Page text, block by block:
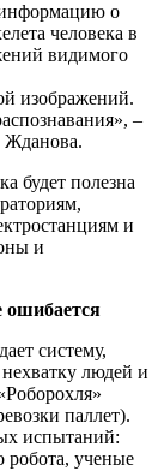
информацию о
человека в
видимого
изображений.
–
Жданова.
будет полезна
и
и
ошибается
систему,
людей и
паллет).
испытаний:
робота, ученые